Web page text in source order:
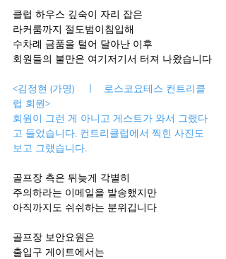
클럽 하우스 깊숙이 자리 잡은
라커룸까지 절도범이침입해
수차례 금품을 털어 달아난 이후
회원들의 불만은 여기저기서 터져 나왔습니다
<김정현 (가명)    ㅣ   로스코요테스 컨트리클
럽 회원>
회원이 그런 게 아니고 게스트가 와서 그랬다
고 들었습니다. 컨트리클럽에서 찍힌 사진도
보고 그랬습니다.
골프장 측은 뒤늦게 각별히
주의하라는 이메일을 발송했지만
아직까지도 쉬쉬하는 분위깁니다
골프장 보안요원은
출입구 게이트에서는